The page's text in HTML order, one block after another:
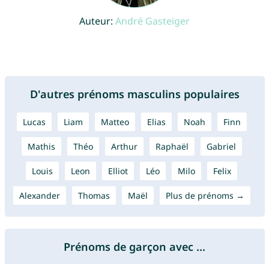
Auteur: André Gasteiger
D'autres prénoms masculins populaires
Lucas Liam Matteo Elias Noah Finn
Mathis Théo Arthur Raphaël Gabriel
Louis Leon Elliot Léo Milo Felix
Alexander Thomas Maël Plus de prénoms →
Prénoms de garçon avec ...